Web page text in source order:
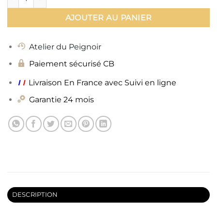
AJOUTER AU PANIER
Atelier du Peignoir
Paiement sécurisé CB
ı ı Livraison En France avec Suivi en ligne
Garantie 24 mois
DESCRIPTION